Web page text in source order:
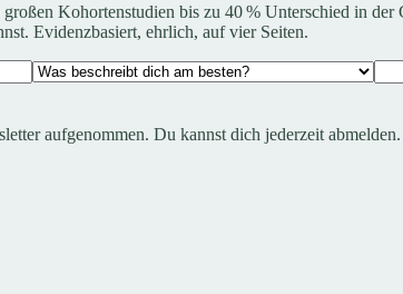
Kohortenstudien bis zu 40 % Unterschied in
Evidenzbasiert, ehrlich, auf vier Seiten.
aufgenommen. Du kannst dich jederzeit